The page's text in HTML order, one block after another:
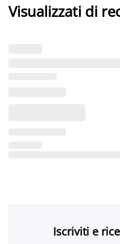
Visualizzati di
Iscriviti e